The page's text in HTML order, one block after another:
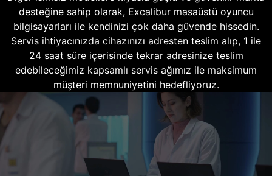
desteğine sahip olarak, Excalibur masaüstü oyuncu
bilgisayarları ile kendinizi çok daha güvende hissedin.
Servis ihtiyacınızda cihazınızı adresten teslim alıp, 1 ile
24 saat süre içerisinde tekrar adresinize teslim
edebileceğimiz kapsamlı servis ağımız ile maksimum
müşteri memnuniyetini hedefliyoruz.